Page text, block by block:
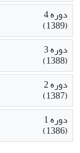
دوره 4
(1389)
دوره 3
(1388)
دوره 2
(1387)
دوره 1
(1386)